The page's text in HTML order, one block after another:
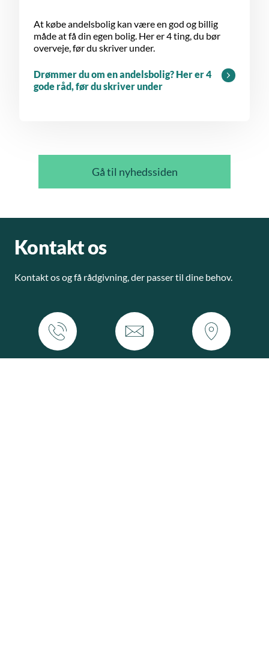
At købe andelsbolig kan være en god og billig
måde at få din egen bolig. Her er 4 ting, du bør
overveje, før du skriver under.
Drømmer du om en andelsbolig? Her er 4
gode råd, før du skriver under
Gå til nyhedssiden
Kontakt os
Kontakt os og få rådgivning, der passer til dine behov.